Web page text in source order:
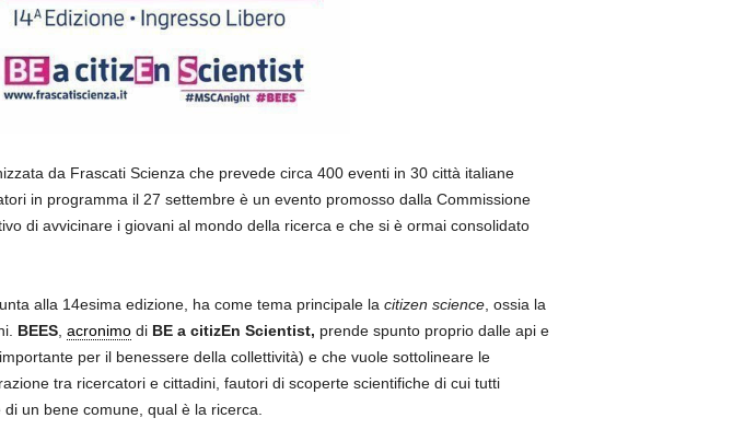
da Frascati Scienza che prevede circa 400 eventi in 30 città italiane
in programma il 27 settembre è un evento promosso dalla Commissione
di avvicinare i giovani al mondo della ricerca e che si è ormai consolidato
alla 14esima edizione, ha come tema principale la citizen science, ossia la
BEES, acronimodi BE a citizEn Scientist, prende spunto proprio dalle api e
per il benessere della collettività) e che vuole sottolineare le
tra ricercatori e cittadini, fautori di scoperte scientifiche di cui tutti
un bene comune, qual è la ricerca.